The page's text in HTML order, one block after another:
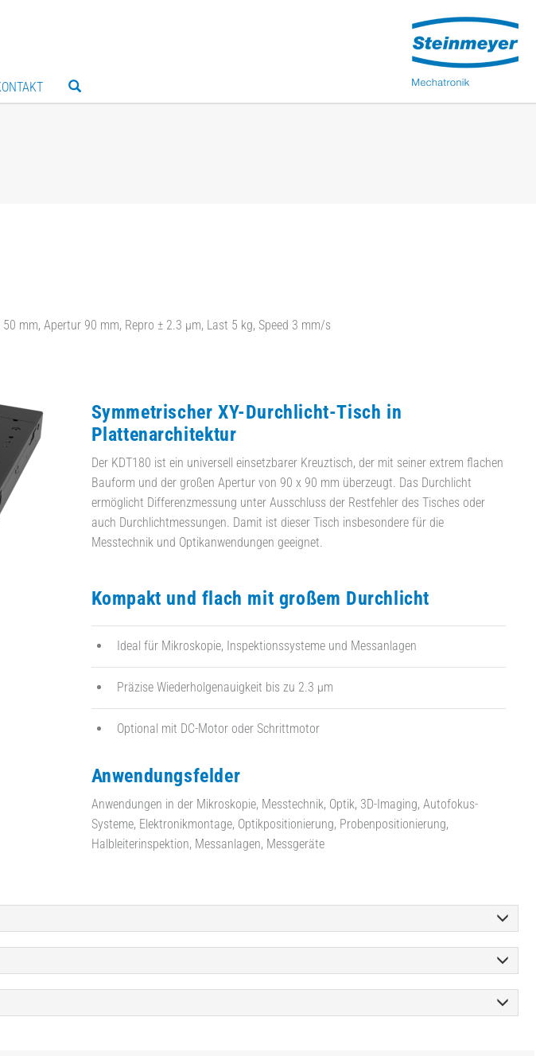
mm, Apertur 90 mm, Repro ± 2.3 µm, Last 5 kg, Speed 3 mm/s
Symmetrischer XY-Durchlicht-Tisch in
Plattenarchitektur
Der KDT180 ist ein universell einsetzbarer Kreuztisch, der mit seiner extrem flachen
Bauform und der großen Apertur von 90 x 90 mm überzeugt. Das Durchlicht
ermöglicht Differenzmessung unter Ausschluss der Restfehler des Tisches oder
auch Durchlichtmessungen. Damit ist dieser Tisch insbesondere für die
Messtechnik und Optikanwendungen geeignet.
Kompakt und flach mit großem Durchlicht
Ideal für Mikroskopie, Inspektionssysteme und Messanlagen
Präzise Wiederholgenauigkeit bis zu 2.3 µm
Optional mit DC-Motor oder Schrittmotor
Anwendungsfelder
Anwendungen in der Mikroskopie, Messtechnik, Optik, 3D-Imaging, Autofokus-
Systeme, Elektronikmontage, Optikpositionierung, Probenpositionierung,
Halbleiterinspektion, Messanlagen, Messgeräte